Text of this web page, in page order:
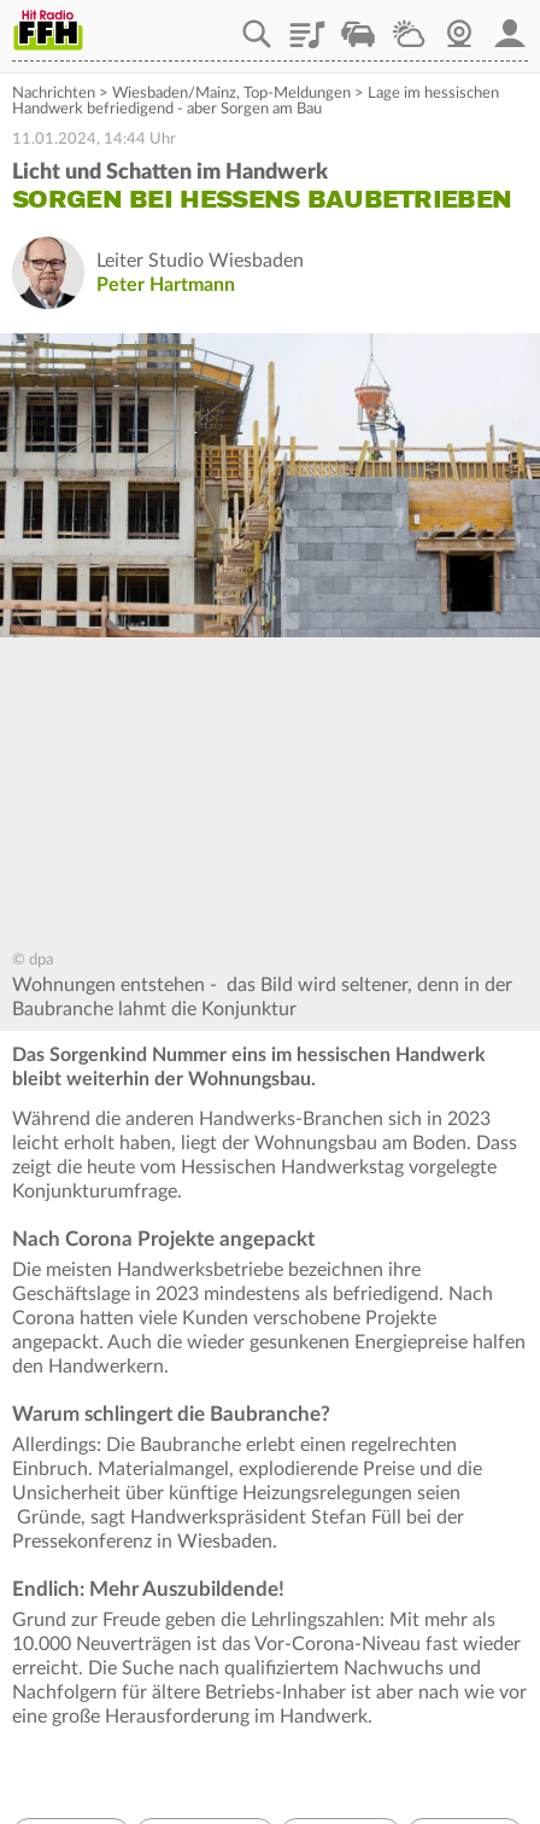
PlaylistStaupilotWetterWebcam
Nachrichten > Wiesbaden/Mainz, Top-Meldungen > Lage im hessischen
Handwerk befriedigend - aber Sorgen am Bau
11.01.2024, 14:44 Uhr
Licht und Schatten im Handwerk
SORGEN BEI HESSENS BAUBETRIEBEN
Leiter Studio Wiesbaden
Peter Hartmann
© dpa
Wohnungen entstehen - das Bild wird seltener, denn in der
Baubranche lahmt die Konjunktur
Das Sorgenkind Nummer eins im hessischen Handwerk
bleibt weiterhin der Wohnungsbau.
Während die anderen Handwerks-Branchen sich in 2023
leicht erholt haben, liegt der Wohnungsbau am Boden. Dass
zeigt die heute vom Hessischen Handwerkstag vorgelegte
Konjunkturumfrage.
Nach Corona Projekte angepackt
Die meisten Handwerksbetriebe bezeichnen ihre
Geschäftslage in 2023 mindestens als befriedigend. Nach
Corona hatten viele Kunden verschobene Projekte
angepackt. Auch die wieder gesunkenen Energiepreise halfen
den Handwerkern.
Warum schlingert die Baubranche?
Allerdings: Die Baubranche erlebt einen regelrechten
Einbruch. Materialmangel, explodierende Preise und die
Unsicherheit über künftige Heizungsrelegungen seien
Gründe, sagt Handwerkspräsident Stefan Füll bei der
Pressekonferenz in Wiesbaden.
Endlich: Mehr Auszubildende!
Grund zur Freude geben die Lehrlingszahlen: Mit mehr als
10.000 Neuverträgen ist das Vor-Corona-Niveau fast wieder
erreicht. Die Suche nach qualifiziertem Nachwuchs und
Nachfolgern für ältere Betriebs-Inhaber ist aber nach wie vor
eine große Herausforderung im Handwerk.